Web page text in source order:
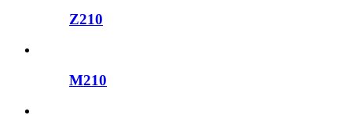
Z210
M210